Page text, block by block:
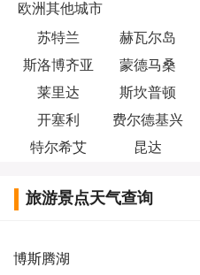
欧洲其他城市
苏特兰
赫瓦尔岛
斯洛博齐亚
蒙德马桑
莱里达
斯坎普顿
开塞利 费尔德基兴
特尔希艾
昆达
旅游景点天气查询
博斯腾湖